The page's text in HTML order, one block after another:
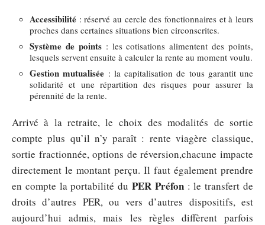
Accessibilité : réservé au cercle des fonctionnaires et à leurs
proches dans certaines situations bien circonscrites.
Système de points: les cotisations alimentent des points,
lesquels servent ensuite à calculer la rente au moment voulu.
Gestion mutualisée : la capitalisation de tous garantit une
solidarité et une répartition des risques pour assurer la
pérennité de la rente.
Arrivé à la retraite, le choix des modalités de sortie
compte plus qu’il n’y paraît : rente viagère classique,
sortie fractionnée, options de réversion,chacune impacte
directement le montant perçu. Il faut également prendre
en compte la portabilité du PER Préfon: le transfert de
droits d’autres PER, ou vers d’autres dispositifs, est
aujourd’hui admis, mais les règles diffèrent parfois